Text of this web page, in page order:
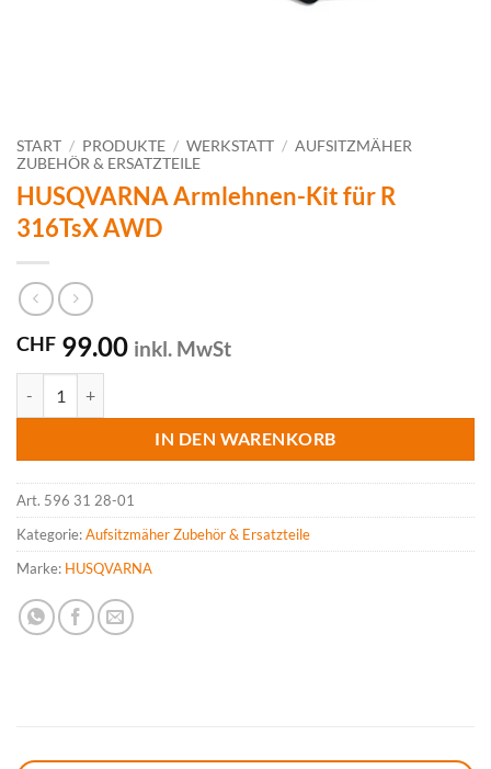
START / PRODUKTE / WERKSTATT / AUFSITZMÄHER
ZUBEHÖR & ERSATZTEILE
HUSQVARNA Armlehnen-Kit für R
316TsX AWD
CHF 99.00 inkl. MwSt
IN DEN WARENKORB
Art. 596 31 28-01
Kategorie:Aufsitzmäher Zubehör & Ersatzteile
Marke: HUSQVARNA